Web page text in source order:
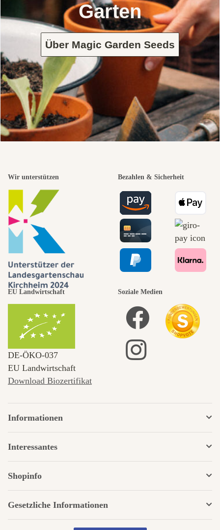
Garten
Über Magic Garden Seeds
Wir unterstützen Bezahlen & Sicherheit
EU Landwirtschaft
DE‑ÖKO‑037
EU Landwirtschaft
Download Biozertifikat
Soziale Medien
Informationen
Interessantes
Shopinfo
Gesetzliche Informationen